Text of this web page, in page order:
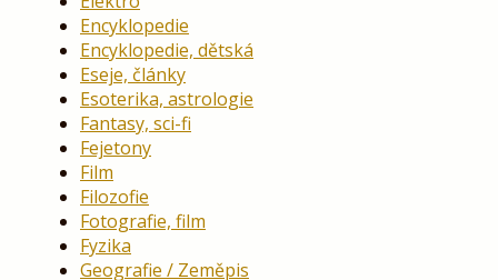
Encyklopedie
Encyklopedie, dětská
Eseje, články
Esoterika, astrologie
Fantasy, sci-fi
Fejetony
Film
Filozofie
Fotografie, film
Fyzika
Geografie / Zeměpis